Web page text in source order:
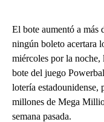
El bote aumentó a más
ningún boleto acertara
miércoles por la
bote del juego
lotería estadounidense,
millones de Mega
semana pasada.